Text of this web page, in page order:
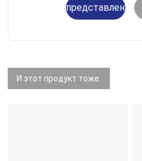
представление
И этот продукт тоже.